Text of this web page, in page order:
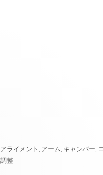
アライメント , アーム, キャンバー,
調整